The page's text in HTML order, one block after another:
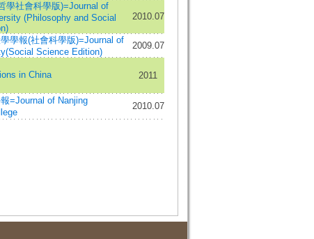
學社會科學版)=Journal of
(Philosophy and Social
2010.07
學報(社會科學版)=Journal of
Science Edition)
2009.07
in China 2011
=Journal of Nanjing
2010.07